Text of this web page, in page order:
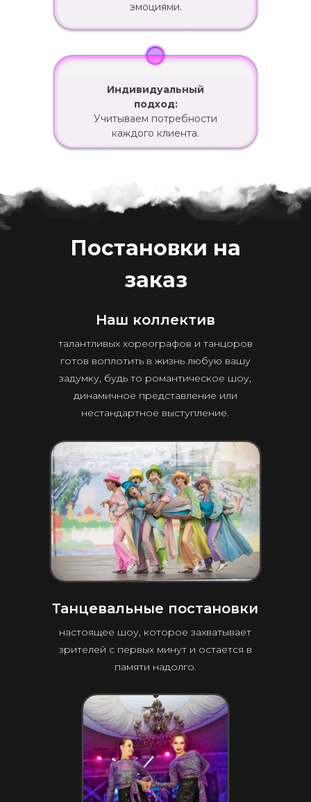
эмоциями.
Индивидуальный
подход:
Учитываем потребности
каждого клиента.
талантливых хореографов и танцоров
готов воплотить в жизнь любую вашу
задумку, будь то романтическое шоу,
динамичное представление или
нестандартное выступление.
Наш коллектив
настоящее шоу, которое захватывает
зрителей с первых минут и остается в
памяти надолго.
Танцевальные постановки
Постановки на
заказ